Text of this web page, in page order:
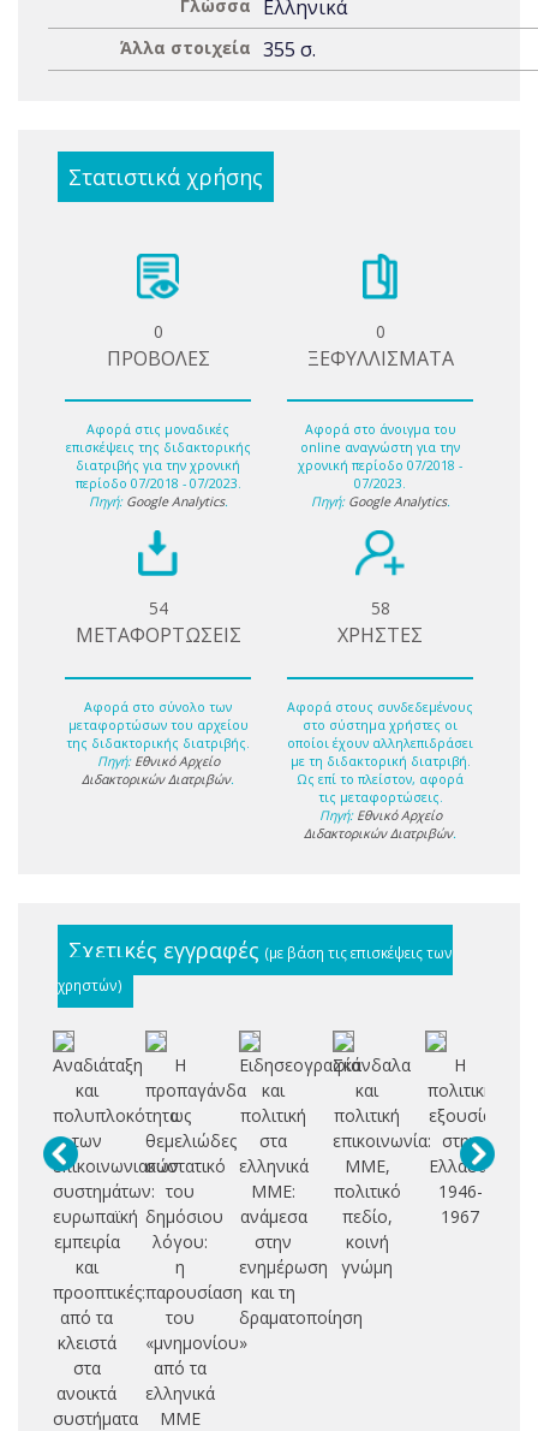
Γλώσσα Ελληνικά
Άλλα στοιχεία 355 σ.
Στατιστικά χρήσης
0
ΠΡΟΒΟΛΕΣ
Αφορά στις μοναδικές
επισκέψεις της διδακτορικής
διατριβής για την χρονική
περίοδο 07/2018 - 07/2023.
Πηγή: Google Analytics.
0
ΞΕΦΥΛΛΙΣΜΑΤΑ
Αφορά στο άνοιγμα του
online αναγνώστη για την
χρονική περίοδο 07/2018 -
07/2023.
Πηγή: Google Analytics.
54
ΜΕΤΑΦΟΡΤΩΣΕΙΣ
Αφορά στο σύνολο των
μεταφορτώσων του αρχείου
της διδακτορικής διατριβής.
Πηγή: Εθνικό Αρχείο
Διδακτορικών Διατριβών.
58
ΧΡΗΣΤΕΣ
Αφορά στους συνδεδεμένους
στο σύστημα χρήστες οι
οποίοι έχουν αλληλεπιδράσει
με τη διδακτορική διατριβή.
Ως επί το πλείστον, αφορά
τις μεταφορτώσεις.
Πηγή: Εθνικό Αρχείο
Διδακτορικών Διατριβών.
Σχετικές εγγραφές (με βάση τις επισκέψεις των
χρηστών)
Αναδιάταξη
και
πολυπλοκότητα
των
επικοινωνιακών
συστημάτων:
ευρωπαϊκή
εμπειρία
και
προοπτικές:
από τα
κλειστά
στα
ανοικτά
συστήματα
Η
προπαγάνδα
ως
θεμελιώδες
συστατικό
του
δημόσιου
λόγου:
η
παρουσίαση
του
«μνημονίου»
από τα
ελληνικά
ΜΜΕ
Ειδησεογραφία
και
πολιτική
στα
ελληνικά
ΜΜΕ:
ανάμεσα
στην
ενημέρωση
και τη
δραματοποίηση
Σκάνδαλα
και
πολιτική
επικοινωνία:
ΜΜΕ,
πολιτικό
πεδίο,
κοινή
γνώμη
Η
πολιτική
εξουσία
στην
Ελλάδα,
1946-
1967